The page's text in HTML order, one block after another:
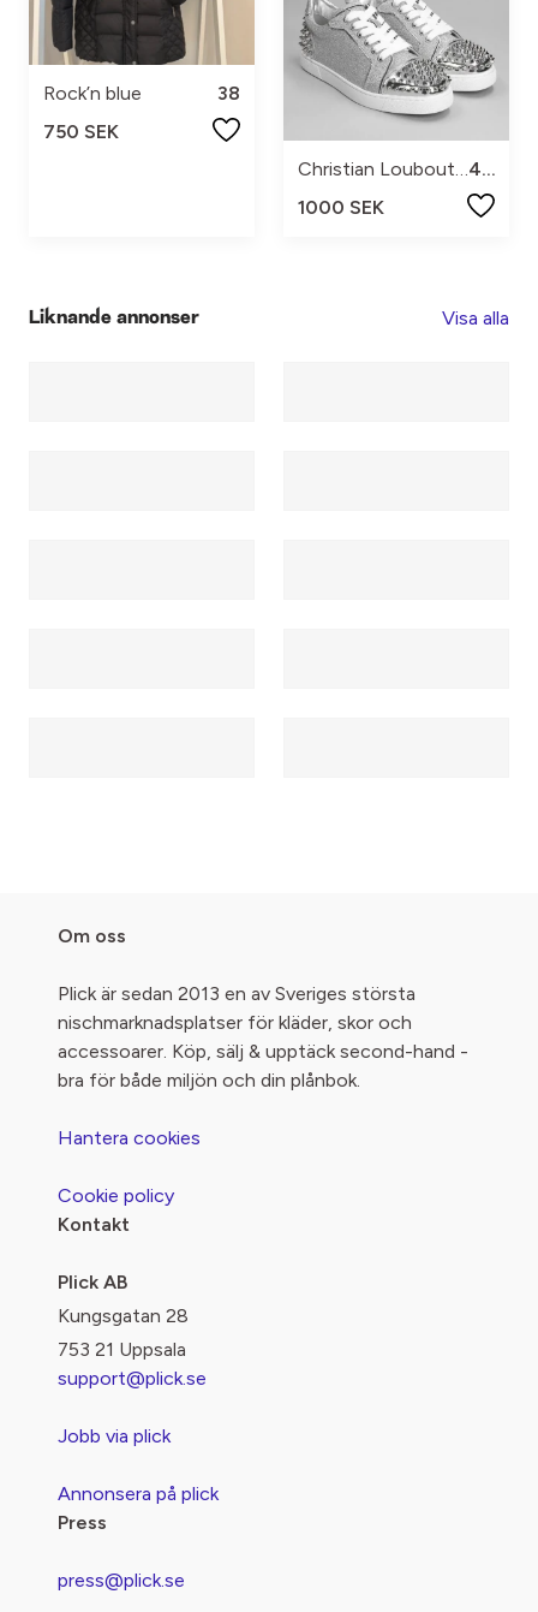
Rock’n blue
38
750 SEK
Christian Louboutin
40
1000 SEK
Liknande annonser Visa alla
Om oss
Plick är sedan 2013 en av Sveriges största
nischmarknadsplatser för kläder, skor och
accessoarer. Köp, sälj & upptäck second-hand -
bra för både miljön och din plånbok.
Hantera cookies
Cookie policy
Kontakt
Plick AB
Kungsgatan 28
753 21 Uppsala
support@plick.se
Jobb via plick
Annonsera på plick
Press
press@plick.se